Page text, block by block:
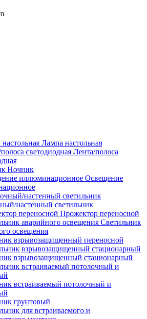
Лампа настольная
Лента/полоса
Ночник
Освещение
настенный светильник
Прожектор переносной
Светильник
освещения
взрывозащищенный переносной
взрывозащищенный стационарный
встраиваемый потолочный и
грунтовый